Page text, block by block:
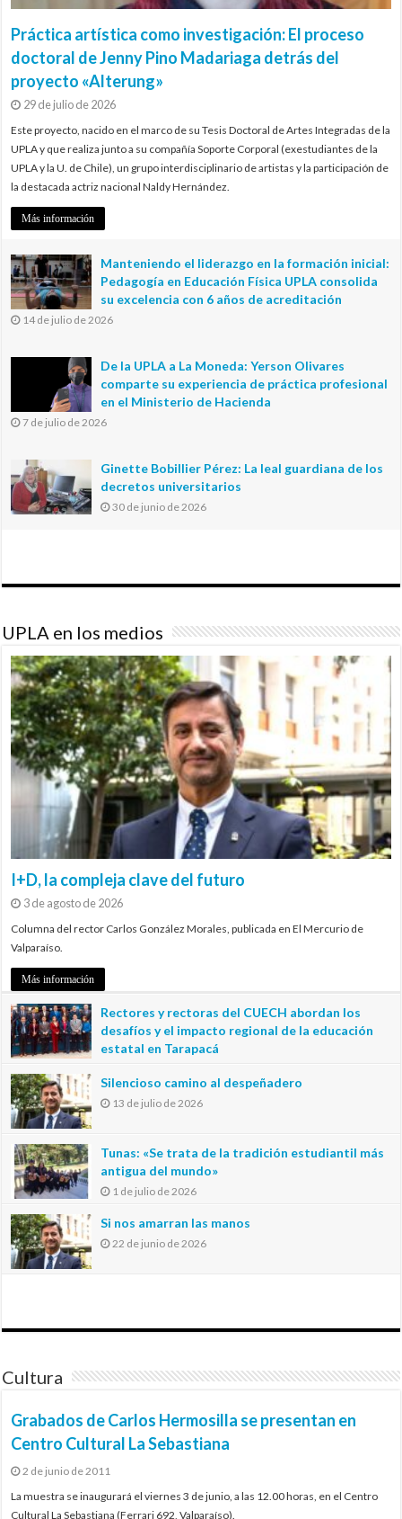
Práctica artística como investigación: El proceso
doctoral de Jenny Pino Madariaga detrás del
proyecto «Alterung»
29 de julio de 2026
Este proyecto, nacido en el marco de su Tesis Doctoral de Artes Integradas de la
UPLA y que realiza junto a su compañía Soporte Corporal (exestudiantes de la
UPLA y la U. de Chile), un grupo interdisciplinario de artistas y la participación de
la destacada actriz nacional Naldy Hernández.
Más información
Manteniendo el liderazgo en la formación inicial:
Pedagogía en Educación Física UPLA consolida
su excelencia con 6 años de acreditación
14 de julio de 2026
De la UPLA a La Moneda: Yerson Olivares
comparte su experiencia de práctica profesional
en el Ministerio de Hacienda
7 de julio de 2026
Ginette Bobillier Pérez: La leal guardiana de los
decretos universitarios
30 de junio de 2026
UPLA en los medios
I+D, la compleja clave del futuro
3 de agosto de 2026
Columna del rector Carlos González Morales, publicada en El Mercurio de
Valparaíso.
Más información
Rectores y rectoras del CUECH abordan los
desafíos y el impacto regional de la educación
estatal en Tarapacá
Silencioso camino al despeñadero
13 de julio de 2026
Tunas: «Se trata de la tradición estudiantil más
antigua del mundo»
1 de julio de 2026
Si nos amarran las manos
22 de junio de 2026
Cultura
Grabados de Carlos Hermosilla se presentan en
Centro Cultural La Sebastiana
2 de junio de 2011
La muestra se inaugurará el viernes 3 de junio, a las 12.00 horas, en el Centro
Cultural La Sebastiana (Ferrari 692, Valparaíso).